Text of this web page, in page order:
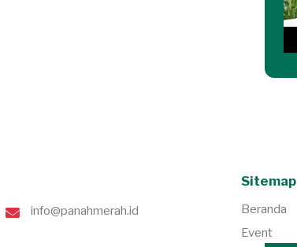
info@panahmerah.id
Sitemap
Beranda
Event